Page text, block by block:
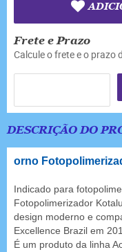
Frete e Prazo
Calcule o frete e o prazo
DESCRIÇÃO DO
orno
Indicado para
Fotopolimerizador
design moderno e
Excellence Brazil em
É um produto da linha